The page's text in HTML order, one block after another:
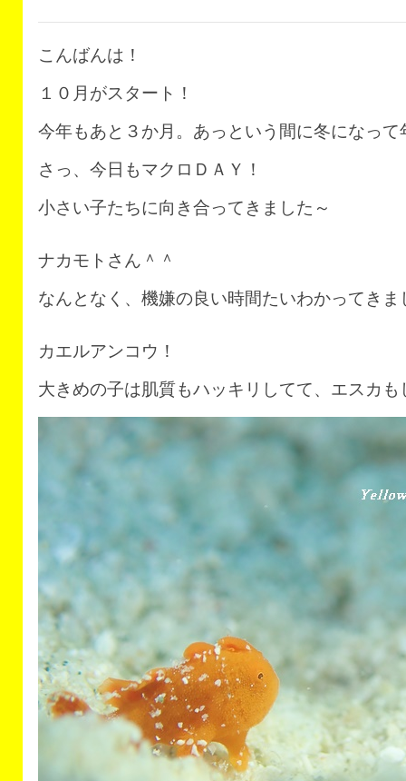
こんばんは！
１０月がスタート！
今年もあと３か月。あっという間に冬になっ
さっ、今日もマクロＤＡＹ！
小さい子たちに向き合ってきました～
ナカモトさん＾＾
なんとなく、機嫌の良い時間たいわかってきま
カエルアンコウ！
大きめの子は肌質もハッキリしてて、エスカ